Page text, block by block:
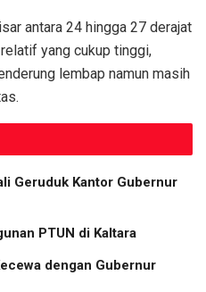
antara 24 hingga 27 derajat
yang cukup tinggi,
lembap namun masih
Geruduk Kantor Gubernur
PTUN di Kaltara
dengan Gubernur